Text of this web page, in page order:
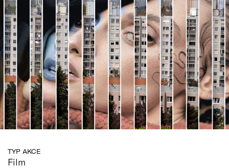
edu
Vše o ČT
TYP AKCE
Film